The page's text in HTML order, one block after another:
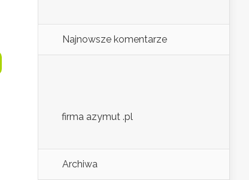
Najnowsze komentarze
firma azymut .pl
Archiwa